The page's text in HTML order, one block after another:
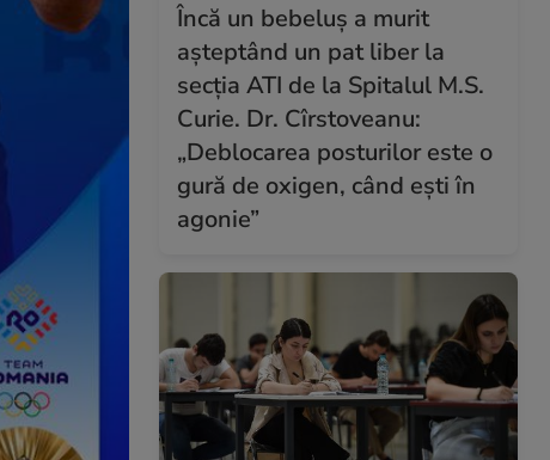
Încă un bebeluș a murit
așteptând un pat liber la
secția ATI de la Spitalul M.S.
Curie. Dr. Cîrstoveanu:
„Deblocarea posturilor este o
gură de oxigen, când ești în
agonie”